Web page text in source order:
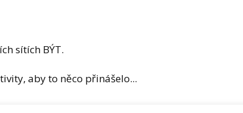
sítích BÝT.
aby to něco přinášelo...